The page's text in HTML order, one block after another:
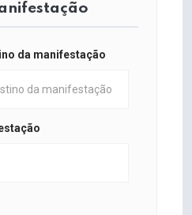
da manifestação